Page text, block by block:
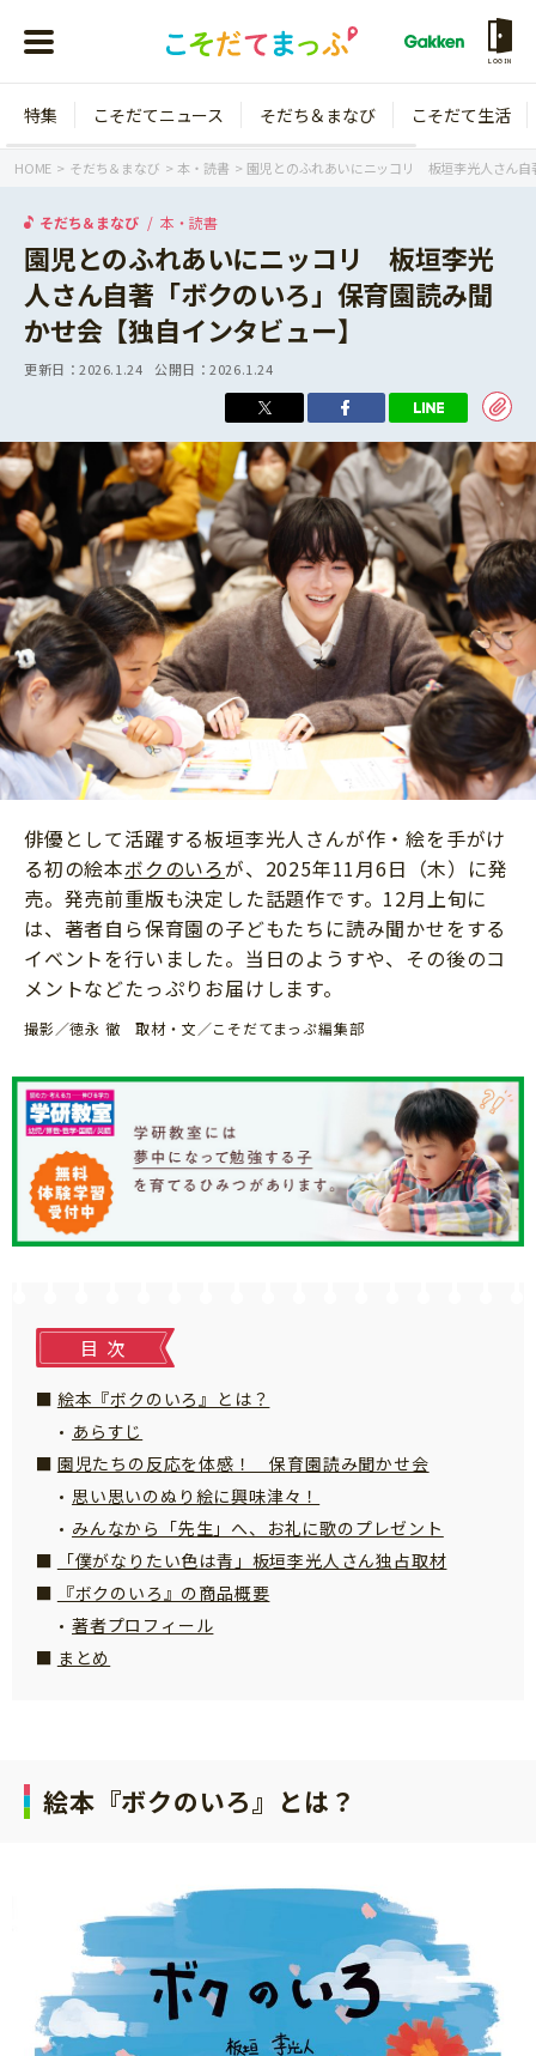
LOGIN
年齢から探す
3歳
年中
年長
小学1年生
小学2年生
小学3年生
小学4年生
小学5年生
小学6年生
こそだてニュース
イベント
ニュース
そだち＆まなび
ワーク・ドリル
幼稚園・保育園
小学校
科学・プログラミング
教育・学習
絵本・読み聞かせ
自由研究・工作
読書感想文
本・読書
運動・あそび・ゲーム
英語
知育
こそだて生活
住まい
ファッション・美容
行事・イベント
トラブル
親子でいっしょに
人間関係
おでかけ
家族
料理
マネー
こそだてマンガ
「こそだてまっぷ」とは
サイトのご利⽤にあたって
特集 こそだてニュース そだち＆まなび こそだて生活
HOME そだち＆まなび 本・読書 園児とのふれあいにニッコリ 板垣李光人さん
そだち＆まなび 本・読書
園児とのふれあいにニッコリ 板垣李光
人さん自著「ボクのいろ」保育園読み聞
かせ会【独自インタビュー】
更新日：2026.1.24 公開日：2026.1.24
俳優として活躍する板垣李光人さんが作・絵を手がけ
る初の絵本ボクのいろが、2025年11月6日（木）に発
売。発売前重版も決定した話題作です。12月上旬に
は、著者自ら保育園の子どもたちに読み聞かせをする
イベントを行いました。当日のようすや、その後のコ
メントなどたっぷりお届けします。
撮影／徳永 徹 取材・文／こそだてまっぷ編集部
目次
絵本『ボクのいろ』とは？
あらすじ
園児たちの反応を体感！ 保育園読み聞かせ会
思い思いのぬり絵に興味津々！
みんなから「先生」へ、お礼に歌のプレゼント
「僕がなりたい色は青」板垣李光人さん独占取材
『ボクのいろ』の商品概要
著者プロフィール
まとめ
絵本『ボクのいろ』とは？